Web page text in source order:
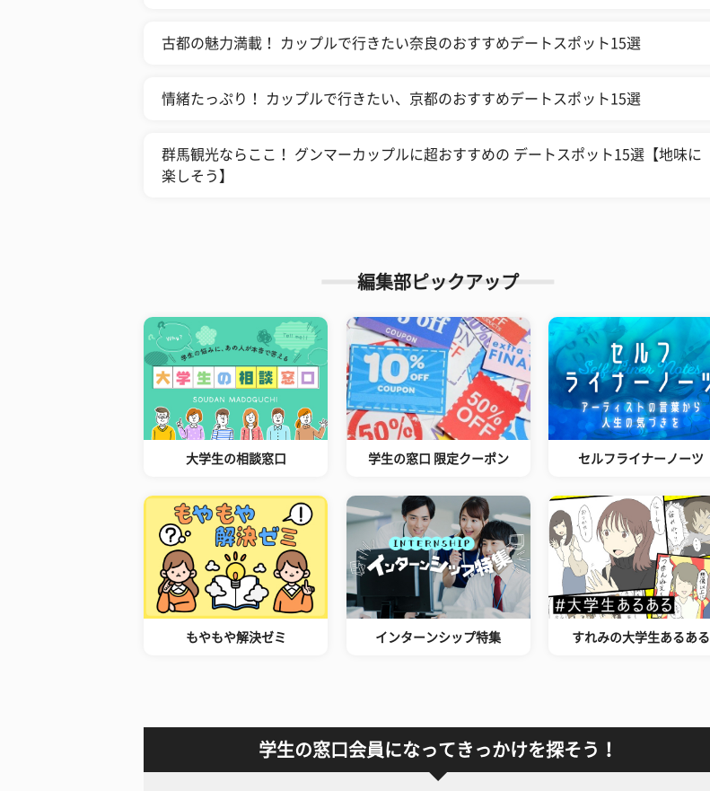
古都の魅力満載！ カップルで行きたい奈良のおすすめデートスポット15選
情緒たっぷり！ カップルで行きたい、京都のおすすめデートスポット15選
群馬観光ならここ！ グンマーカップルに超おすすめの デートスポット15選【地味に
楽しそう】
編集部ピックアップ
大学生の相談窓口 学生の窓口 限定クーポン セルフライナーノーツ
もやもや解決ゼミ インターンシップ特集 すれみの大学生あるある
学生の窓口会員になってきっかけを探そう！